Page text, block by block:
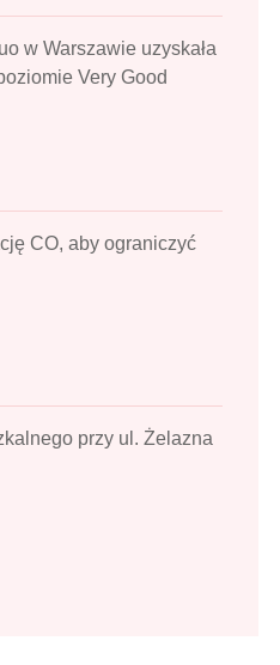
w Warszawie uzyskała
Very Good
CO, aby ograniczyć
przy ul. Żelazna